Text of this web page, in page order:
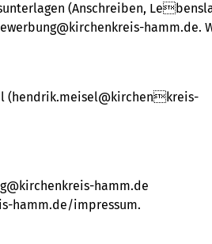
(Anschreiben,
hamm.de.
(hendrik.meisel@kirchenkreis-
hamm.de
hamm.de/impressum.